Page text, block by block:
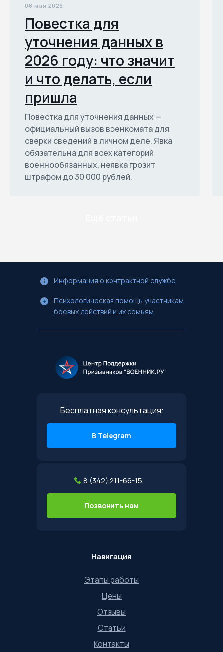
08 мая 2026
Повестка для
уточнения данных в
2026 году: что значит
и что делать, если
пришла
Повестка для уточнения данных —
официальный вызов военкомата для
сверки сведений в личном деле. Явка
обязательна для всех категорий
военнообязанных, неявка грозит
штрафом до 30 000 рублей.
Отзывы
Контакты
Цены
Статьи
Навигация
Этапы работы
Бесплатная консультация:
В Telegram
8 (342) 211-66-15
Позвонить нам
Информация о контрактной службе
Психологическая помощь участникам
боевых действий и их семьям